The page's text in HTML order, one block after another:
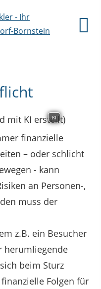
KI
finanzielle
– oder schlicht
- kann
an Personen-,
muss der
z.B. ein Besucher
herumliegende
beim Sturz
Folgen für